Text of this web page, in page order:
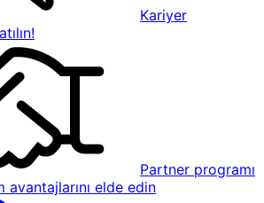
Kariyer
Partner programı
elde edin